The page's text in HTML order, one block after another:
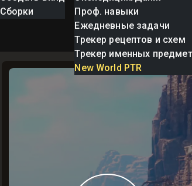
Сборки
Проф. навыки
Ежедневные задачи
Трекер рецептов и схем
Трекер именных
New World PTR